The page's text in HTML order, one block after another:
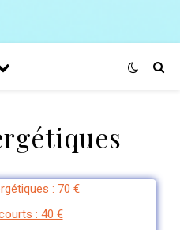
: 70 €
: 40 €